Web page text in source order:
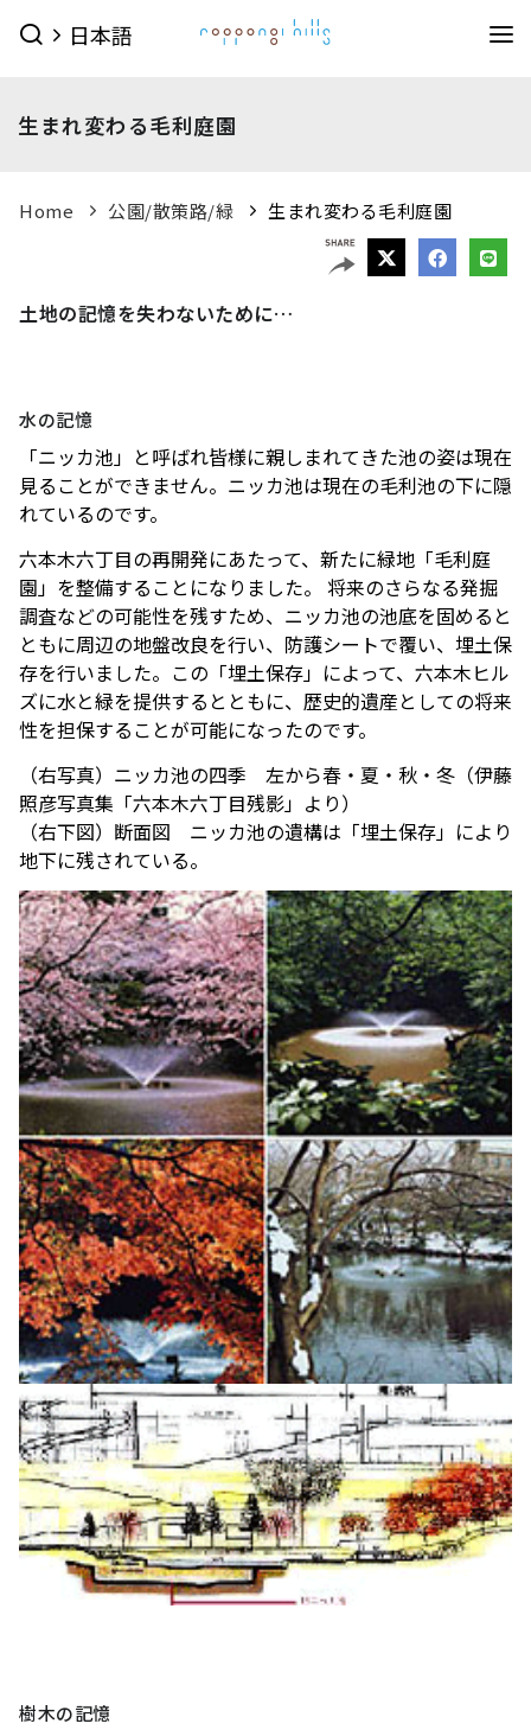
日本語
イベントTOPを見る
今月のイベント
来月のイベント
ROPPONGI HILLS
SUMMER 2026
2026年7月18日（土）～ 8
月23日（日）
六本木ヒルズでは、2026
年7月18日（土）〜8月23
日（日）の37日間、六本木
ヒルズの夏を熱く盛り上げ
るさまざまなイベントを開
テレビ朝日・六本木ヒルズ
2026年7月18日（土）～8
月23日（日）
音楽と番組とグルメの エ
ンタメフェス！本社会場は
今年も入場無料！
ヒルズ・ワークショップ フ
ォー・キッズ 2026
2026年7月25日（土）〜8
月16日（日）
街がまるごと学び場にな
る、こどもが主役のワーク
ショップ。今年の夏も、4
つのヒルズを舞台に開催。
ロン・ミュエク
～ 9月23日（水・祝）
本展では、大型作品《マ
ス》（2016-2017年）など
作家の主要作品を中心に初
期の代表作から近作まで11
点を展示し、作品の発展の
軌跡を深く洞察します。
Fate/Grand Order展 -星見
の回廊-
2026年7月17日（金）～9
月14日（月）
作品のはじまりから、
2025年末に配信されたメ
インストーリー「第2部 終
章」までの旅路を、美麗な
アートワーク、膨大な設定
資料、あふれる映像と立体
造形を駆使し、作品の魅力
を余すことなく伝える展示
会
TVアニメ『薬屋のひとりご
と』×東京シティビュー 舞
が織りなす幻想の世界 ―
天空に響く、舞のしらべ―
2026年8月1日（土）～10
月26日（月）
本イベントのテーマは「夜
空」×「舞」。海抜250メ
ートルに位置する「東京シ
ティビュー」を舞台に、猫
猫（マオマオ）や壬氏（ジ
ンシ）たちが織りなす幻想
的な舞の情景を、展望台な
らではの特別な演出で描き
出します。
HILLS LIFE DAILY
サングラスは真夏
のマジックアイテ
ム！——地曳いく
子のおしゃれメソ
ッド113
多様なセクターの
ハブとなり、社会
課題解決に向けた
共創を促す——
Glass Rock共創コ
菅隆太に聞く
好奇心と離陸する
夏。——藤原ヒロ
「痛みを感じた時
に流す汗」がつな
グルメ & ショップTOPを見る
サービス
レディスファッション
ファッション雑貨 (53)
ジュエリー・ウォッチ
ライフスタイル (24)
コンビニエンスストア(2)
メディカル・ドラッグストア (2)
アート(18)
その他(5)
プリ 2026
2026年7月1日（水）～8
月31日（月）
「ROPPONGI HILLS ICE! ICE!
ICE! 2026」
2026年7月1日（水）～8
月31日（月）
ミュージアム・展望台
森アーツセンターギャラリー
ロン・ミュエク
2026年4月29日（水・祝）
～ 9月23日（水・祝）
森美術館
（お知らせ）
こちら
映画館TOP
（TOHOシネマズ六本木ヒルズ）
モアナと伝説の海
2026年7月31日（金） 公開
スパイダーマン：ブランド・
ニュー・デイ
2026年7月31日（金） 公開
ホテルTOPを見る
グランド ハイアット 東京 公式サイト
（お知らせ） 館内のレストラン・バーでお使いい
ただける3種類のお食事券オンラインにて販売中
ホテルTOP
（グランド ハイアット 東京）
Soirée Blanche ～ソワレ ブランシュ～
2026年7月4日（土）～9月12日（土）
グランド ハイアット 東京
ビアガーデンやセミビュッフェなどサマーテラスプラン
その他施設
六本木ヒルズ併設その他周辺施設
六本木ヒルズクラブ
公式
会員制クラブ
公園/散策路/緑
パブリックアート & デザイ
ン
六本木ヒルズアリーナ・大
屋根プラザ・ヒルズ カフェ/
スペース
ピラミデ
complex665
テレビ朝日
J-WAVE 81.3FM
ハリウッドビューティプラザ
住宅をお探しの
方
六本木ヒルズレジデ
ンス
公式サイト
オフィスをお探
しの方
六本木ヒルズオフィ
ス
公式サイト
イベントスペース、広告エリアをお探しの方
Hills Media & Space
アクセス
（お知らせ）六本木ヒルズ駐車場 駐車料金変更
のお知らせ
タクシーでお越しの方
空港からお越しの方
自転車・バイク・シェアサ
イクルでお越しの方
駐車場のご案内
見る
ご利用施設から駐車場を
探す
料金・各種割引
駐車場サービス
よくあるご質問
シェアサイクルのご案内
港区自転車シェアリング
インフォメーション
施設サービス
案内
カード・
お支払いについて
お子さま連れ、ご年配のお客さま、
お身体の不自由なお客さま向けサービス
営業時間
アクセス
フロアマップ
街をご利用のみなさまへ
お問い合わせ
インフォメーション
センタ
ー
喫煙エリア
休憩エリア
ドレッシングラウンジ
ペットをお連れのお客さま
へ
公衆電話・携帯電話充電器
Wi-Fiエリア
コインロッカー
外貨両替・郵便サービス
救護室
医療施設
港区自転車シェアリング
チケ得
六本木ヒルズについて
生まれ変わる毛利庭園
Home 公園/散策路/緑 生まれ変わる毛利庭園
土地の記憶を失わないために…
水の記憶
「ニッカ池」と呼ばれ皆様に親しまれてきた池の姿は現在
見ることができません。ニッカ池は現在の毛利池の下に隠
れているのです。
六本木六丁目の再開発にあたって、新たに緑地「毛利庭
園」を整備することになりました。 将来のさらなる発掘
調査などの可能性を残すため、ニッカ池の池底を固めると
ともに周辺の地盤改良を行い、防護シートで覆い、埋土保
存を行いました。この「埋土保存」によって、六本木ヒル
ズに水と緑を提供するとともに、歴史的遺産としての将来
性を担保することが可能になったのです。
（右写真）ニッカ池の四季 左から春・夏・秋・冬（伊藤
照彦写真集「六本木六丁目残影」より）
（右下図）断面図 ニッカ池の遺構は「埋土保存」により
地下に残されている。
樹木の記憶